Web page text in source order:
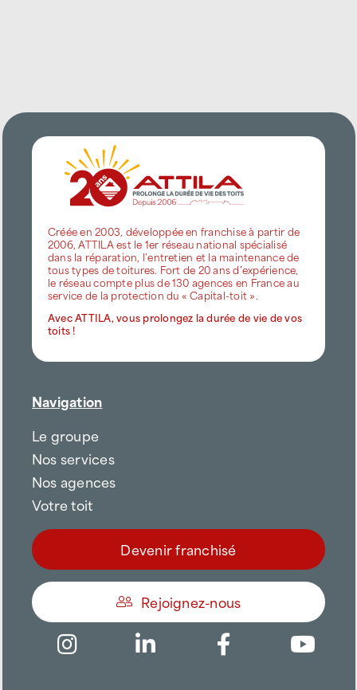
Créée en 2003, développée en franchise à partir de
2006, ATTILA est le 1er réseau national spécialisé
dans la réparation, l’entretien et la maintenance de
tous types de toitures. Fort de 20 ans d’expérience,
le réseau compte plus de 130 agences en France au
service de la protection du « Capital-toit ».
Avec ATTILA, vous prolongez la durée de vie de vos
toits !
Navigation
Le groupe
Nos services
Nos agences
Votre toit
Devenir franchisé
Rejoignez-nous